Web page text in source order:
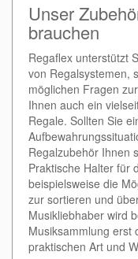
Unser
brauchen
Regaflex unterstützt
von Regalsystemen,
möglichen Fragen
Ihnen auch ein
Regale. Sollten Sie
Regalzubehör Ihnen
Praktische Halter für
beispielsweise die
zur sortieren und
Musikliebhaber wird
Musiksammlung erst
praktischen Art und